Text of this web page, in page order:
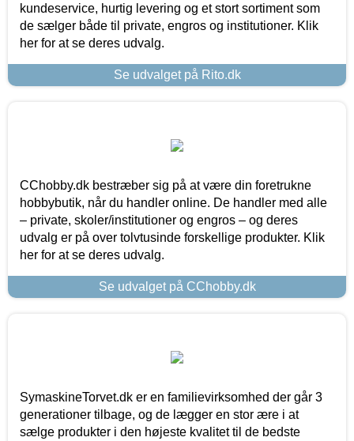
kundeservice, hurtig levering og et stort sortiment som
de sælger både til private, engros og institutioner. Klik
her for at se deres udvalg.
Se udvalget på Rito.dk
CChobby.dk bestræber sig på at være din foretrukne
hobbybutik, når du handler online. De handler med alle
– private, skoler/institutioner og engros – og deres
udvalg er på over tolvtusinde forskellige produkter. Klik
her for at se deres udvalg.
Se udvalget på CChobby.dk
SymaskineTorvet.dk er en familievirksomhed der går 3
generationer tilbage, og de lægger en stor ære i at
sælge produkter i den højeste kvalitet til de bedste